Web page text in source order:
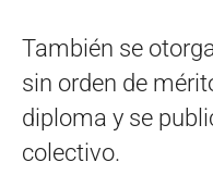
También se
sin orden de
diploma y se
colectivo.